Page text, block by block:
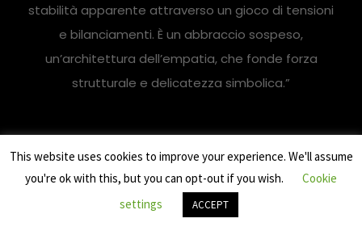
stabilità apparente attraverso un gioco di tensioni
e bilanciamenti. È un abbraccio sospeso,
un’architettura dell’empatia, che fonde forza
strutturale e delicatezza simbolica.”
This website uses cookies to improve your experience. We'll assume
you're ok with this, but you can opt-out if you wish.
Cookie
settings
ACCEPT